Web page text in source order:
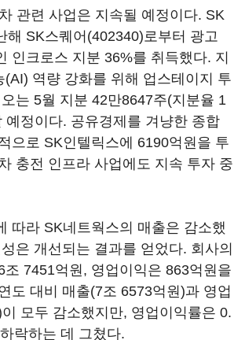
관련 사업은 지속될 예정이다. SK
해 SK스퀘어(402340)로부터 광고
인크로스 지분 36%를 취득했다. 지
(AI) 역량 강화를 위해 업스테이지 투
는 5월 지분 42만8647주(지분율 1
예정이다. 공유경제를 겨냥한 종합
으로 SK인텔릭스에 6190억원을 투
충전 인프라 사업에도 지속 투자 중
따라 SK네트웍스의 매출은 감소했
은 개선되는 결과를 얻었다. 회사의
조 7451억원, 영업이익은 863억원을
도 대비 매출(7조 6573억원)과 영업
모두 감소했지만, 영업이익률은 0.
락하는 데 그쳤다.